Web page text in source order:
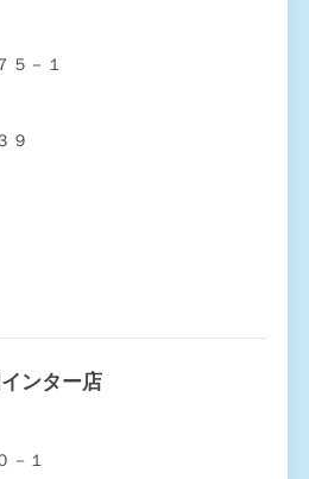
５－１
９
ンター店
－１